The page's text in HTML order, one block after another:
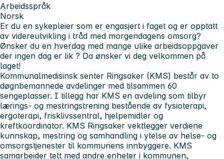
Arbeidsspråk
Norsk
Er du en sykepleier som er engasjert i faget og er opptatt
av videreutvikling i tråd med morgendagens omsorg?
Ønsker du en hverdag med mange ulike arbeidsoppgaver
der ingen dag er lik ? Da ønsker vi deg velkommen på
laget!
Kommunalmedisinsk senter Ringsaker (KMS) består av to
døgnbemannede avdelinger med tilsammen 60
sengeplasser. I tillegg har KMS en avdeling som tilbyr
lærings- og mestringstrening bestående av fysioterapi,
ergoterapi, frisklivssentral, hjelpemidler og
kreftkoordinator. KMS Ringsaker vektlegger verdiene
kunnskap, mestring og samhandling i ytelse av helse- og
omsorgstjenester til kommunens innbyggere. KMS
samarbeider tett med andre enheter i kommunen,